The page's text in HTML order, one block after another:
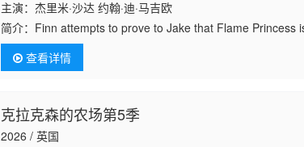
主演：杰里米·沙达 约翰·迪·马吉欧
简介： Finn attempts to prove to Jake that Flame Princess
查看详情
克拉克森的农场第5季
2026 / 英国